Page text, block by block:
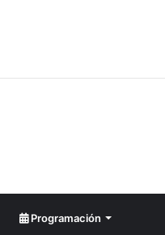
Venezuela: Diosdado Cabello
Programación